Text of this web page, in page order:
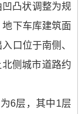
凸状调整为规
下车库建筑面
口位于南侧、
侧城市道路约
6层，其中1层